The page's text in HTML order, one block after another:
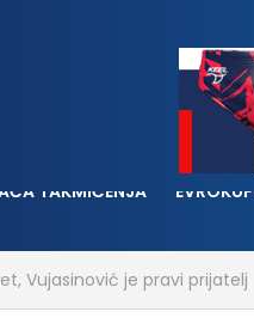
TAKMIČENJA
Vujasinović je pravi prijatelj